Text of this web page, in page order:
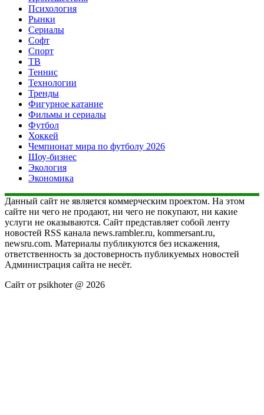
Психология
Рынки
Сериалы
Софт
Спорт
ТВ
Теннис
Технологии
Тренды
Фигурное катание
Фильмы и сериалы
Футбол
Хоккей
Чемпионат мира по футболу 2026
Шоу-бизнес
Экология
Экономика
Данный сайт не является коммерческим проектом. На этом
сайте ни чего не продают, ни чего не покупают, ни какие
услуги не оказываются. Сайт представляет собой ленту
новостей RSS канала news.rambler.ru, kommersant.ru,
newsru.com. Материалы публикуются без искажения,
ответственность за достоверность публикуемых новостей
Администрация сайта не несёт.
Сайт от psikhoter @ 2026